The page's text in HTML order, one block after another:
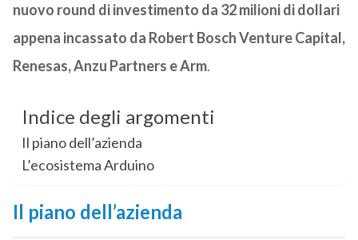
nuovo round di investimento da 32 milioni di dollari
appena incassato da Robert Bosch Venture Capital,
Renesas, Anzu Partners e Arm.
Indice degli argomenti
Il piano dell’azienda
L’ecosistema Arduino
Il piano dell’azienda